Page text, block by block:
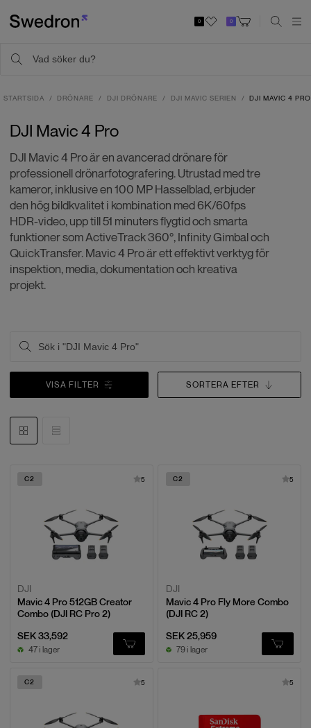
0 0
STARTSIDA DRÖNARE DJI DRÖNARE DJI MAVIC SERIEN DJI MAVIC 4 PRO
DJI Mavic 4 Pro
DJI Mavic 4 Pro är en avancerad drönare för
professionell drönarfotografering. Utrustad med tre
kameror, inklusive en 100 MP Hasselblad, erbjuder
den hög bildkvalitet i kombination med 6K/60fps
HDR-video, upp till 51 minuters flygtid och smarta
funktioner som ActiveTrack 360°, Infinity Gimbal och
QuickTransfer. Mavic 4 Pro är ett effektivt verktyg för
inspektion, media, dokumentation och kreativa
projekt.
VISA FILTER SORTERA EFTER
5
C2
DJI
Mavic 4 Pro 512GB Creator
Combo (DJI RC Pro 2)
SEK 33,592
47 i lager
5
C2
DJI
Mavic 4 Pro Fly More Combo
(DJI RC 2)
SEK 25,959
79 i lager
5
C2 5